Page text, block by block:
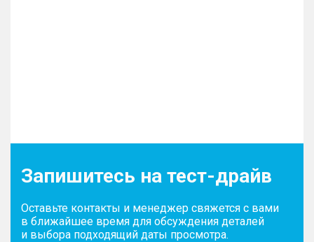
Запишитесь на тест-драйв
Оставьте контакты и менеджер свяжется с вами
в ближайшее время для обсуждения деталей
и выбора подходящий даты просмотра.